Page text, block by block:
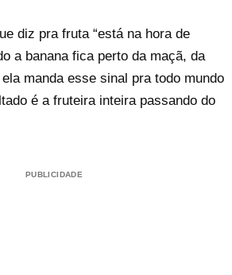
diz pra fruta “está na hora de
a banana fica perto da maçã, da
manda esse sinal pra todo mundo
é a fruteira inteira passando do
PUBLICIDADE